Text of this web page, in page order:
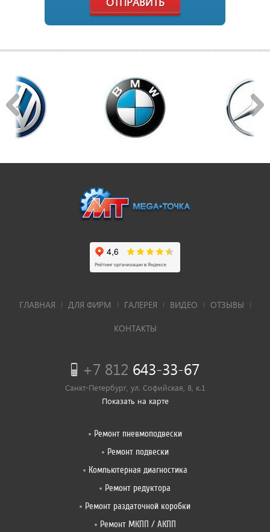
ГЛАВНАЯ ДЛЯ ФИРМ ГАЛЕРЕЯ ВИДЕО ОТЗЫВЫ
КОНТАКТЫ
+7 812 643-33-67
Санкт-Петербург, ул. Софийская, 8, к.1
Показать на карте
Ремонт пневмоподвески
Ремонт подвески
Компьютерная диагностика
Ремонт редуктора
Ремонт раздаточной коробки
Ремонт МКПП / АКПП